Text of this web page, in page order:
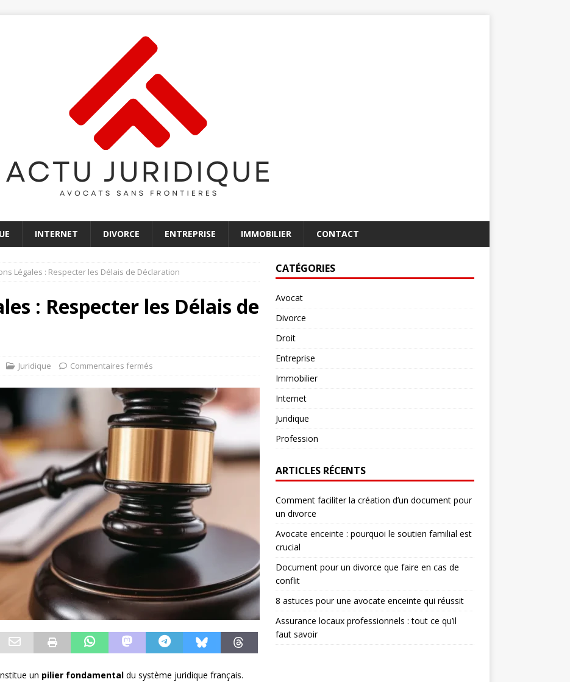
INTERNET DIVORCE ENTREPRISE IMMOBILIER CONTACT
Légales : Respecter les Délais de Déclaration
: Respecter les Délais de
Juridique Commentaires fermés
un pilier fondamental du système juridique français.
CATÉGORIES
Avocat
Divorce
Droit
Entreprise
Immobilier
Internet
Juridique
Profession
ARTICLES RÉCENTS
Comment faciliter la création d’un document pour
un divorce
Avocate enceinte : pourquoi le soutien familial est
crucial
Document pour un divorce que faire en cas de
conflit
8 astuces pour une avocate enceinte qui réussit
Assurance locaux professionnels : tout ce qu’il
faut savoir